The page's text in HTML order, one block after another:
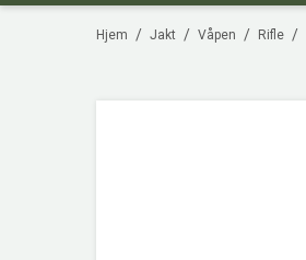
/
Hjem /
Jakt /
Våpen /
Rifle